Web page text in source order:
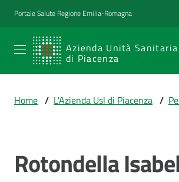
Vai al contenuto
Vai alla navigazione
Vai al footer
Portale Salute Regione Emilia-Romagna
Azienda Unità
di Piacenza
SERVIZIO
SANITARIO
Emilia-
Sanitaria Locale
di Piacenza
Home / L'Azienda Usl di Piacenza /
Salta al contenuto
Rotondella